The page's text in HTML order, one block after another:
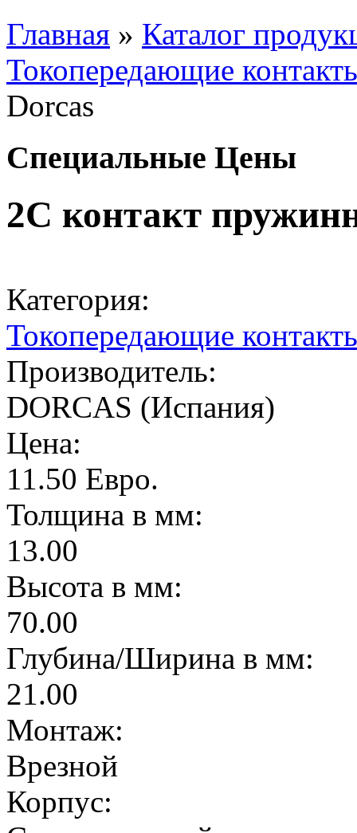
Главная » Каталог
Токопередающие
Dorcas
Специальные Цены
2С контакт
Категория:
Токопередающие
Производитель:
DORCAS (Испания)
Цена:
11.50 Евро.
Толщина в мм:
13.00
Высота в мм:
70.00
Глубина/Ширина в мм:
21.00
Монтаж:
Врезной
Корпус: